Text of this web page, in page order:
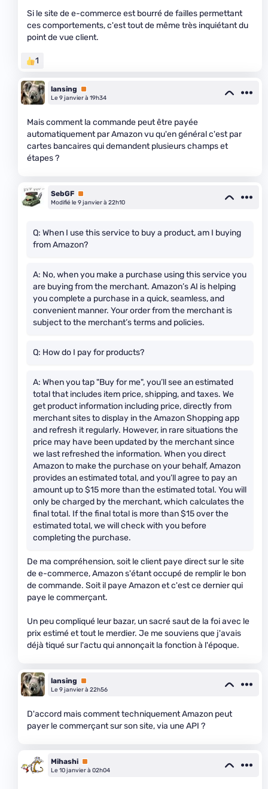
Si le site de e-commerce est bourré de failles permettant
ces comportements, c'est tout de même très inquiétant du
point de vue client.
1
lansing
Premium
Le 9 janvier à 19h34
Mais comment la commande peut être payée
automatiquement par Amazon vu qu'en général c'est par
cartes bancaires qui demandent plusieurs champs et
étapes ?
SebGF Premium
Modifié le 9 janvier à 22h10
Q: When I use this service to buy a product, am I buying
from Amazon?
A: No, when you make a purchase using this service you
are buying from the merchant. Amazon’s AI is helping
you complete a purchase in a quick, seamless, and
convenient manner. Your order from the merchant is
subject to the merchant’s terms and policies.
Q: How do I pay for products?
A: When you tap "Buy for me", you’ll see an estimated
total that includes item price, shipping, and taxes. We
get product information including price, directly from
merchant sites to display in the Amazon Shopping app
and refresh it regularly. However, in rare situations the
price may have been updated by the merchant since
we last refreshed the information. When you direct
Amazon to make the purchase on your behalf, Amazon
provides an estimated total, and you’ll agree to pay an
amount up to $15 more than the estimated total. You will
only be charged by the merchant, which calculates the
final total. If the final total is more than $15 over the
estimated total, we will check with you before
completing the purchase.
De ma compréhension, soit le client paye direct sur le site
de e-commerce, Amazon s'étant occupé de remplir le bon
de commande. Soit il paye Amazon et c'est ce dernier qui
paye le commerçant.
Un peu compliqué leur bazar, un sacré saut de la foi avec le
prix estimé et tout le merdier. Je me souviens que j'avais
déjà tiqué sur l'actu qui annonçait la fonction à l'époque.
lansing
Premium
Le 9 janvier à 22h56
D'accord mais comment techniquement Amazon peut
payer le commerçant sur son site, via une API ?
Mihashi Premium
Le 10 janvier à 02h04